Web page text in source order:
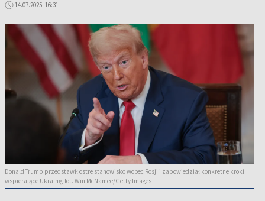
14.07.2025, 16:31
Donald Trump przedstawił ostre stanowisko wobec Rosji i zapowiedział konkretne kroki
wspierające Ukrainę, fot. Win McNamee/Getty Images